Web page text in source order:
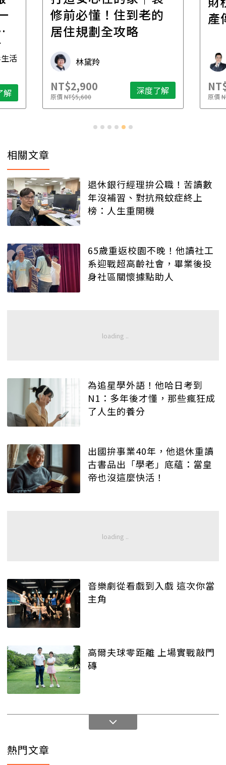
活
解
修前必懂！住到老的
居住規劃全攻略
林黛羚
NT$2,900
原價NT$5,600 深度了解
產
原價
相關文章
退休銀行經理拚公職！苦讀數
年沒補習、對抗飛蚊症終上
榜：人生重開機
65歲重返校園不晚！他讀社工
系迎戰超高齡社會，畢業後投
身社區關懷據點助人
為追星學外語！他哈日考到
N1：多年後才懂，那些瘋狂成
了人生的養分
出國拚事業40年，他退休重讀
古書品出「學老」底蘊：當皇
帝也沒這麼快活！
音樂劇從看戲到入戲 這次你當
主角
高爾夫球零距離 上場實戰敲門
磚
熱門文章